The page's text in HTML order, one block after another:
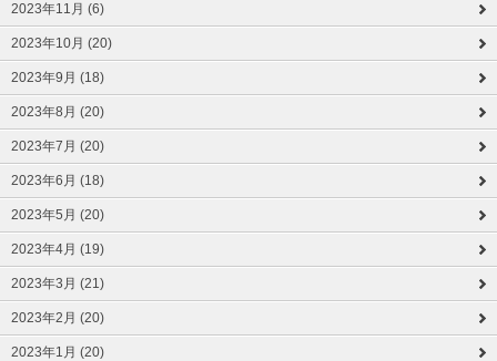
2023年11月 (6)
2023年10月 (20)
2023年9月 (18)
2023年8月 (20)
2023年7月 (20)
2023年6月 (18)
2023年5月 (20)
2023年4月 (19)
2023年3月 (21)
2023年2月 (20)
2023年1月 (20)